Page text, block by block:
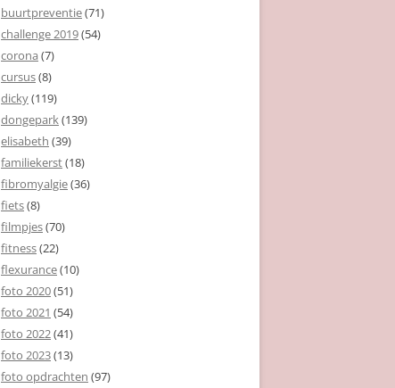
buurtpreventie(71)
challenge 2019(54)
corona (7)
cursus(8)
dicky(119)
dongepark(139)
elisabeth (39)
familiekerst(18)
fibromyalgie(36)
fiets(8)
filmpjes(70)
fitness(22)
flexurance(10)
foto 2020(51)
foto 2021 (54)
foto 2022(41)
foto 2023(13)
foto opdrachten (97)